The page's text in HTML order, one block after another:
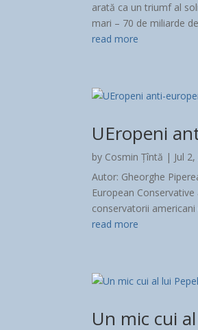
arată ca un triumf al
mari – 70 de miliarde
read more
UEropeni
by Cosmin Țîntă | Jul
Autor: Gheorghe
European
conservatorii
read more
Un mic cui